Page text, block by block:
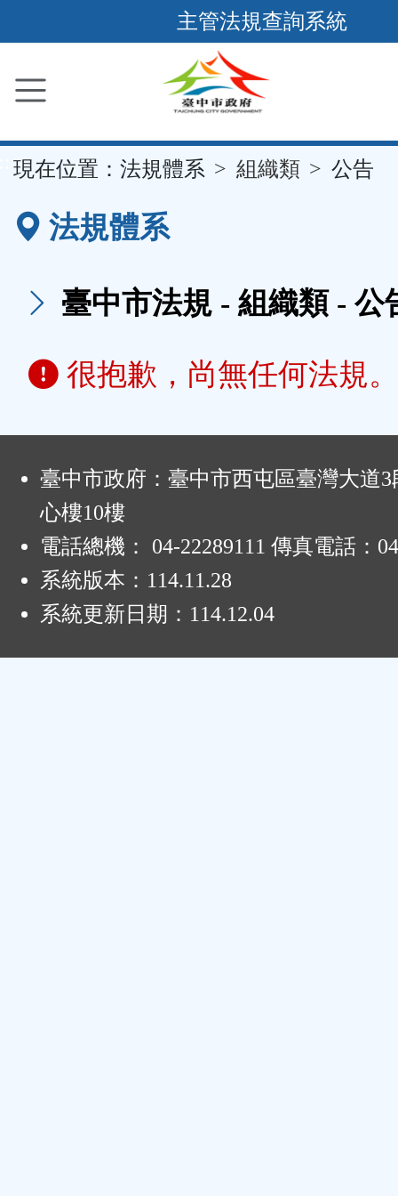
到
要
容
區
主管法規查詢系統
現在位置： 法規體系 組織類 公告
法規體系
臺中市法規 - 組織類 - 公
很抱歉，尚無任何法規。
臺中市政府：臺中市西屯區臺灣大道3
心樓10樓
電話總機： 04-22289111 傳真電話：
系統版本： 114.11.28
系統更新日期： 114.12.04